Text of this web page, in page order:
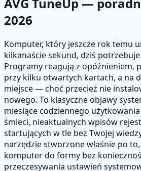
2026
Komputer, który jeszcze rok temu
kilkanaście sekund, dziś
Programy reagują z opóźnieniem,
przy kilku otwartych kartach, a na
miejsce — choć przecież nie
nowego. To klasyczne objawy
miesiące codziennego
śmieci, nieaktualnych wpisów
startujących w tle bez Twojej
narzędzie stworzone właśnie po
komputer do formy bez
przeczesywania ustawień